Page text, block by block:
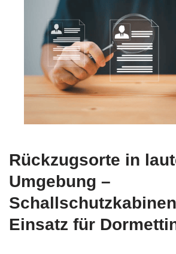
Rückzugsorte in
Umgebung –
Einsatz für